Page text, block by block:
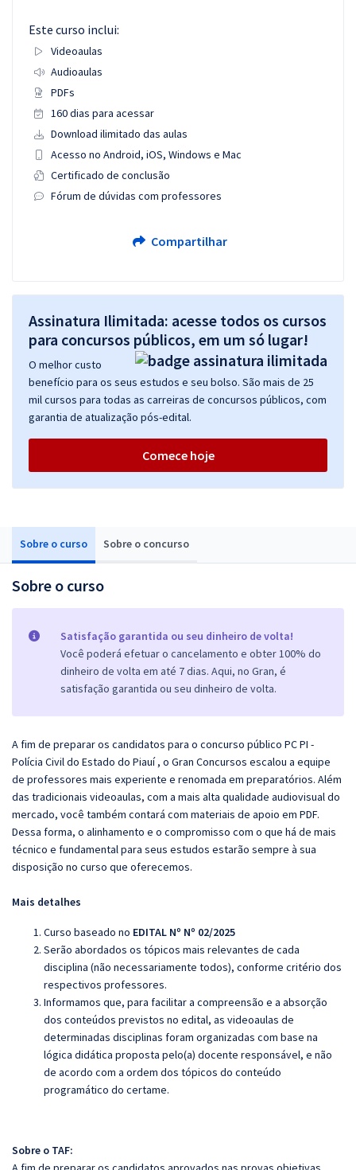
Sobre o curso Sobre o concurso
Sobre o curso
Satisfação garantida ou seu dinheiro de volta!
Você poderá efetuar o cancelamento e obter 100% do
dinheiro de volta em até 7 dias. Aqui, no Gran, é
satisfação garantida ou seu dinheiro de volta.
A fim de preparar os candidatos para o concurso público PC PI -
Polícia Civil do Estado do Piauí , o Gran Concursos escalou a equipe
de professores mais experiente e renomada em preparatórios. Além
das tradicionais videoaulas, com a mais alta qualidade audiovisual do
mercado, você também contará com materiais de apoio em PDF.
Dessa forma, o alinhamento e o compromisso com o que há de mais
técnico e fundamental para seus estudos estarão sempre à sua
disposição no curso que oferecemos.
Mais detalhes
Curso baseado no EDITAL Nº Nº 02/2025
Serão abordados os tópicos mais relevantes de cada
disciplina (não necessariamente todos), conforme critério dos
respectivos professores.
Informamos que, para facilitar a compreensão e a absorção
dos conteúdos previstos no edital, as videoaulas de
determinadas disciplinas foram organizadas com base na
lógica didática proposta pelo(a) docente responsável, e não
de acordo com a ordem dos tópicos do conteúdo
programático do certame.
Sobre o TAF:
Este curso inclui:
Videoaulas
Audioaulas
PDFs
160 dias para acessar
Download ilimitado das aulas
Acesso no Android, iOS, Windows e Mac
Certificado de conclusão
Fórum de dúvidas com professores
Compartilhar
Assinatura Ilimitada: acesse todos os cursos
para concursos públicos, em um só lugar!
O melhor custo
benefício para os seus estudos e seu bolso. São mais de 25
mil cursos para todas as carreiras de concursos públicos, com
garantia de atualização pós-edital.
Comece hoje